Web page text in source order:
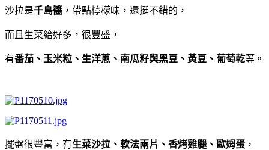
沙拉是千島醬 ，帶點檸檬味，還挺不錯的，
而且生菜給好多，很豐盛，
有番茄、玉米粒、生洋蔥、南瓜籽與黑豆、黃豆、葡萄乾等。
擺盤很豐富，有生菜沙拉、軟法兩片、香烤雞腿、歐姆蛋 ，